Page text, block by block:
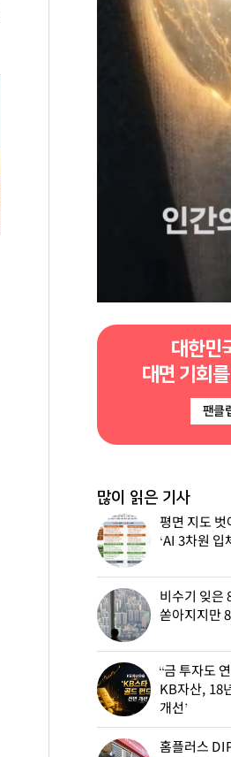
대한민
대면 기회
팬클
많이 읽은 기사
평면 지도
‘AI 3차원 입
비수기 잊은
쏟아지지만
“금 투자도
KB자산, 18
개선’
홈플러스